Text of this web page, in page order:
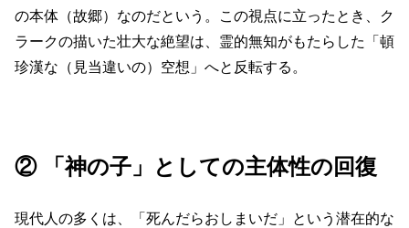
の本体（故郷）なのだという。この視点に立ったとき、ク
ラークの描いた壮大な絶望は、霊的無知がもたらした「頓
珍漢な（見当違いの）空想」へと反転する。
② 「神の子」としての主体性の回復
現代人の多くは、「死んだらおしまいだ」という潜在的な